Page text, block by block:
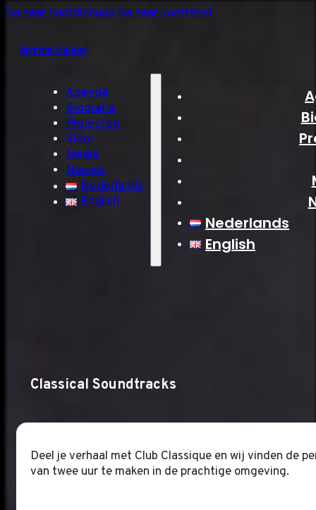
Ga naar hoofdinhoudGa naar voettekst
Myrthe Helder
Agenda
Biografie
Projecten
Viool
Media
Nieuws
Nederlands
English
Nederlands
English
Classical Soundtracks
Deel je verhaal met Club Classique en wij vinden de
van twee uur te maken in de prachtige omgeving.